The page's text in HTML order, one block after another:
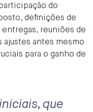
do
definições de
reuniões de
antes mesmo
para o ganho de
que